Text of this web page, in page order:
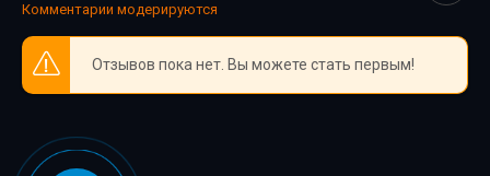
Комментарии модерируются
Отзывов пока нет. Вы можете стать первым!